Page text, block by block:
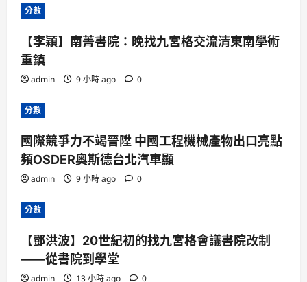
分數
【李穎】南菁書院：晚找九宮格交流清東南學術
重鎮
admin 9 小時 ago 0
分數
國際競爭力不竭晉陞 中國工程機械產物出口亮點
頻OSDER奧斯德台北汽車顯
admin 9 小時 ago 0
分數
【鄧洪波】20世紀初的找九宮格會議書院改制
——從書院到學堂
admin 13 小時 ago 0